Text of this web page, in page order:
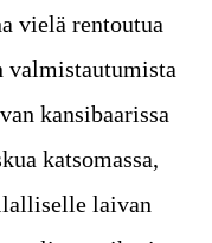
vielä rentoutua
valmistautumista
kansibaarissa
katsomassa,
laivan